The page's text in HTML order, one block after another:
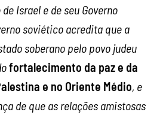
Israel e de seu Governo
soviético acredita que a
soberano pelo povo judeu
fortalecimento da paz e da
e no Oriente Médio, e
de que as relações amistosas